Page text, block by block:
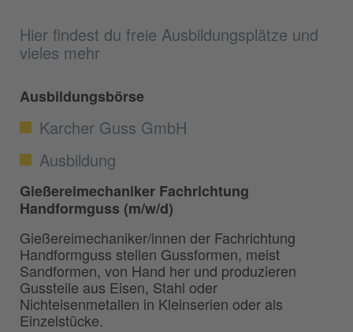
Hier findest du freie Ausbildungsplätze und
vieles mehr
Ausbildungsbörse
Karcher Guss GmbH
Ausbildung
Gießereimechaniker Fachrichtung
Handformguss (m/w/d)
Gießereimechaniker/innen der Fachrichtung
Handformguss stellen Gussformen, meist
Sandformen, von Hand her und produzieren
Gussteile aus Eisen, Stahl oder
Nichteisenmetallen in Kleinserien oder als
Einzelstücke.